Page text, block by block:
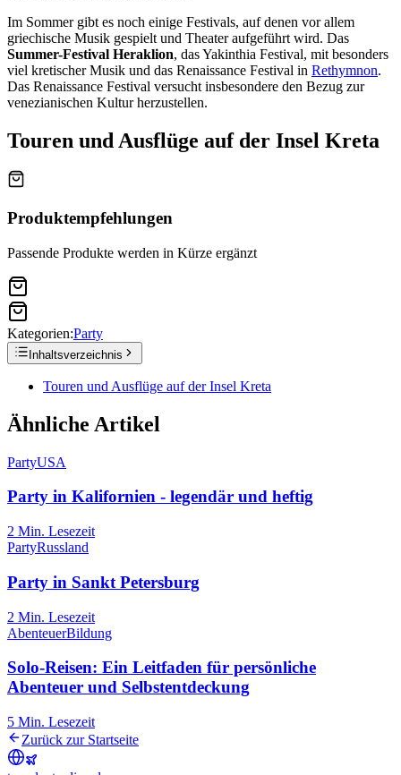
Im Sommer gibt es noch einige Festivals, auf denen vor allem
griechische Musik gespielt und Theater aufgeführt wird. Das
Summer-Festival Heraklion, das Yakinthia Festival, mit besonders
viel kretischer Musik und das Renaissance Festival in Rethymnon.
Das Renaissance Festival versucht insbesondere den Bezug zur
venezianischen Kultur herzustellen.
Touren und Ausflüge auf der Insel Kreta
Produktempfehlungen
Passende Produkte werden in Kürze ergänzt
Kategorien:Party
Inhaltsverzeichnis
Touren und Ausflüge auf der Insel Kreta
Ähnliche Artikel
PartyUSA
Party in Kalifornien - legendär und heftig
2 Min. Lesezeit
PartyRussland
Party in Sankt Petersburg
2 Min. Lesezeit
AbenteuerBildung
Solo-Reisen: Ein Leitfaden für persönliche
Abenteuer und Selbstentdeckung
5 Min. Lesezeit
Zurück zur Startseite